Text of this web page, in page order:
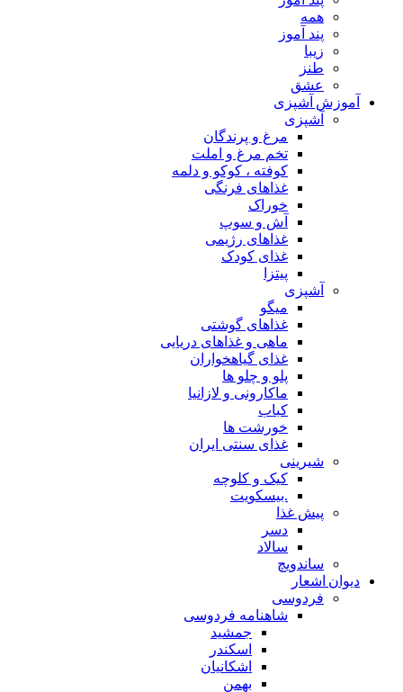
همه
پند آموز
زیبا
طنز
عشق
آموزش آشپزی
آشپزی
مرغ و پرندگان
تخم مرغ و املت
کوفته ، کوکو و دلمه
غذاهای فرنگی
خوراک
آش و سوپ
غذاهای رژیمی
غذای کودک
پیتزا
آشپزی
میگو
غذاهای گوشتی
ماهی و غذاهای دریایی
غذای گیاهخواران
پلو و چلو ها
ماکارونی و لازانیا
کباب
خورشت ها
غذای سنتی ایران
شیرینی
کیک و کلوچه
.بیسکویت
پیش غذا
دسر
سالاد
ساندویچ
دیوان اشعار
فردوسی
شاهنامه فردوسی
جمشید
اسکندر
اشکانیان
بهمن